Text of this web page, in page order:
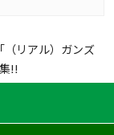
（リアル）ガンズ
!!